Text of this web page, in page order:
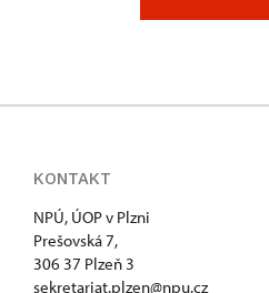
KONTAKT
NPÚ, ÚOP v Plzni
Prešovská 7,
306 37 Plzeň 3
sekretariat.plzen@npu.cz